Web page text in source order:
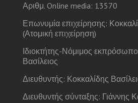
Αριθμ. Online media: 13570
Επωνυμία επιχείρησης:
(Ατομική επιχείρηση)
Ιδιοκτήτης-Νόμιμος
Βασίλειος
Διευθυντής: Κοκκαλίδης
Διευθυντής σύνταξης: Γιάννης